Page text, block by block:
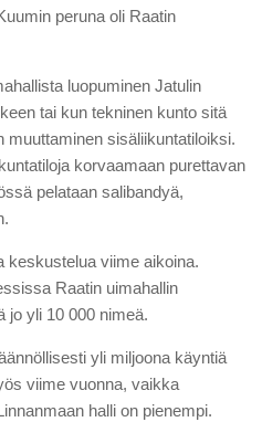
peruna oli Raatin
luopuminen Jatulin
tai kun tekninen kunto sitä
muuttaminen sisäliikuntatiloiksi.
korvaamaan purettavan
pelataan salibandyä,
keskustelua viime aikoina.
Raatin uimahallin
jo yli 10 000 nimeä.
yli miljoona käyntiä
viime vuonna, vaikka
halli on pienempi.